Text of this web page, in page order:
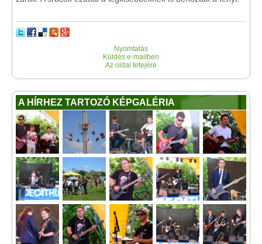
Nyomtatás
Küldés e-mailben
Az oldal tetejére
A HÍRHEZ TARTOZÓ KÉPGALÉRIA